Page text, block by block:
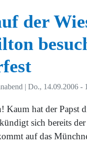
der
| Do., 14.09.2006 -
Kaum hat der Papst
sich bereits der
auf das